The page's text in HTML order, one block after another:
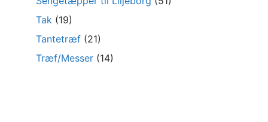
Tak (19)
Tantetræf (21)
Træf/Messer (14)